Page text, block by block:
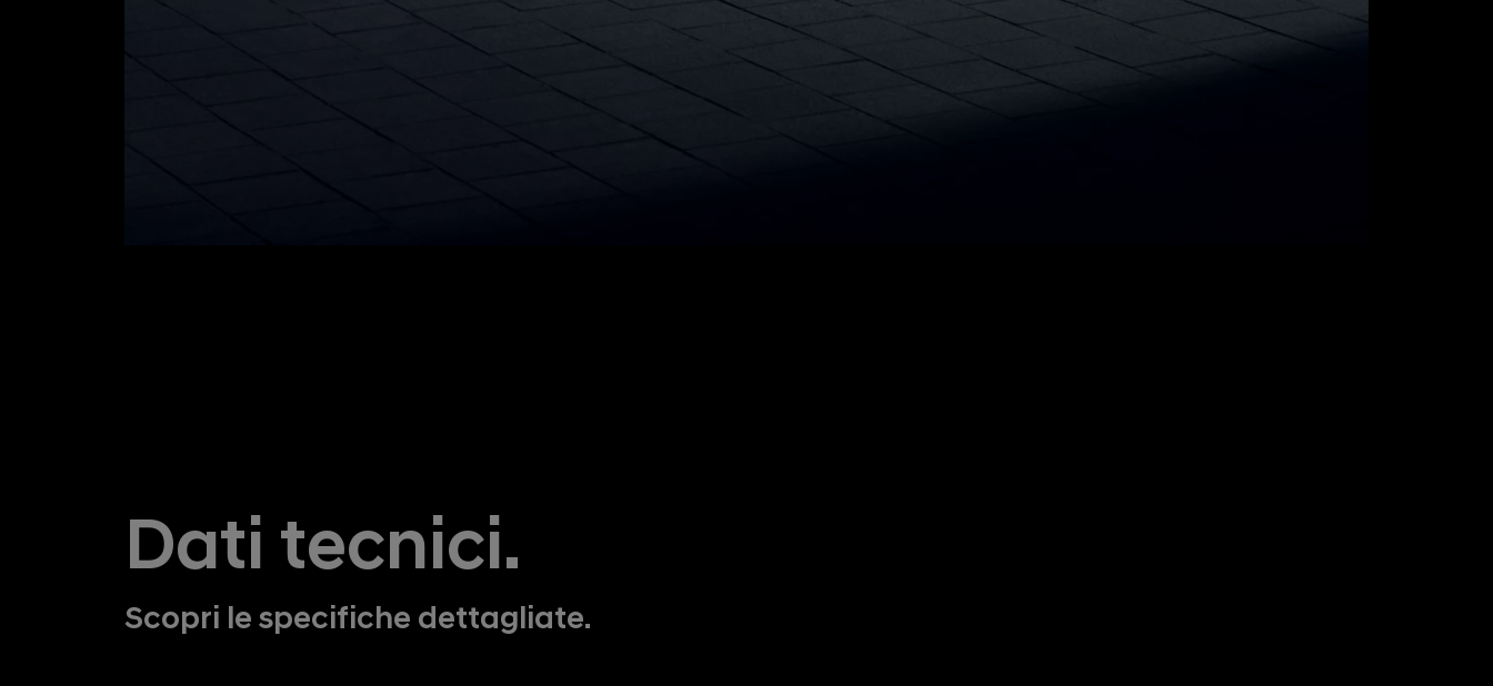
Dati tecnici.
Scopri le specifiche dettagliate.